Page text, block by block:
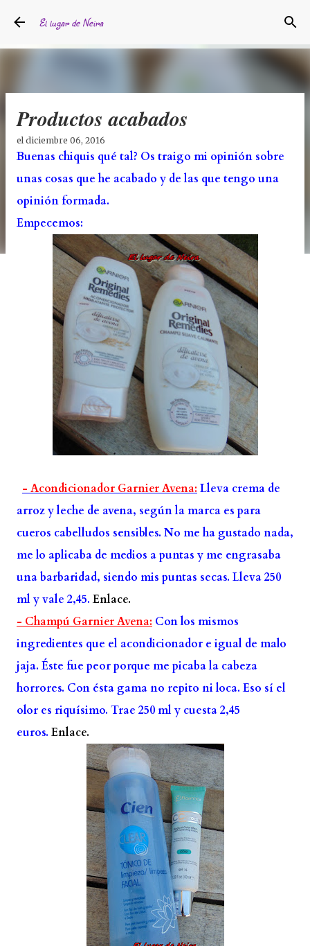
El lugar de Neira
Productos acabados
el diciembre 06, 2016
Buenas chiquis qué tal? Os traigo mi opinión sobre
unas cosas que he acabado y de las que tengo una
opinión formada.
Empecemos:
- Acondicionador Garnier Avena: Lleva crema de
arroz y leche de avena, según la marca es para
cueros cabelludos sensibles. No me ha gustado nada,
me lo aplicaba de medios a puntas y me engrasaba
una barbaridad, siendo mis puntas secas. Lleva 250
ml y vale 2,45. Enlace.
- Champú Garnier Avena: Con los mismos
ingredientes que el acondicionador e igual de malo
jaja. Éste fue peor porque me picaba la cabeza
horrores. Con ésta gama no repito ni loca. Eso sí el
olor es riquísimo. Trae 250 ml y cuesta 2,45
euros. Enlace.